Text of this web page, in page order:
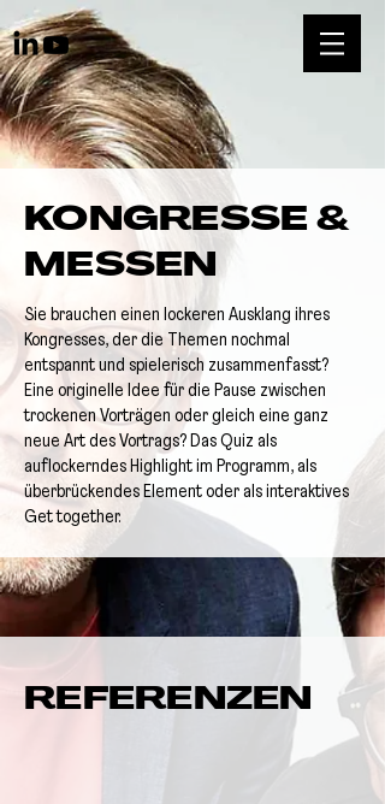
KONGRESSE &
MESSEN
Sie brauchen einen lockeren Ausklang ihres
Kongresses, der die Themen nochmal
entspannt und spielerisch zusammenfasst?
Eine originelle Idee für die Pause zwischen
trockenen Vorträgen oder gleich eine ganz
neue Art des Vortrags? Das Quiz als
auflockerndes Highlight im Programm, als
überbrückendes Element oder als interaktives
Get together.
REFERENZEN